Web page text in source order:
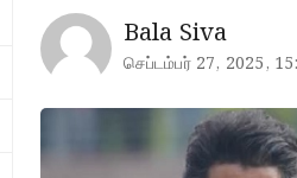
Bala Siva
செப்டம்பர் 27, 2025,